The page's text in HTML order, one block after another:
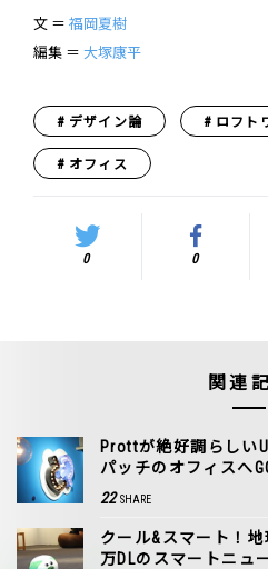
文 ＝ 福岡夏樹
編集 ＝ 大塚康平
デザイン論 ロフト
オフィス
0 0
関連
Prottが絶好調らしい
パッチのオフィスへ
22 SHARE
クール&スマート！
万DLのスマートニュ